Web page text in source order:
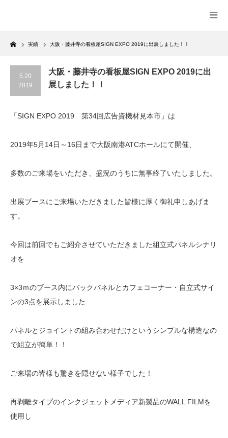
Home
実績 大阪・藤井寺の看板屋SIGN EXPO 2019に出展しました！！
5.20
2019
大阪・藤井寺の看板屋SIGN EXPO 2019に出
展しました！！
「SIGN EXPO 2019 第34回広告資機材見本市」は
2019年5月14日～16日まで大阪南港ATCホールにて開催、
多数のご来場をいただき、盛況のうちに無事終了いたしました。
出展ブースにご来場いただきました皆様に厚く御礼申しあげま
す。
今回は前回でもご紹介させていただきました組立式パネルシナリ
オを
3×3ｍのブース内にバックパネルとカフェコーナー・自立式サイ
ンの3点を展示しました
パネルとジョイントの組み合わせだけというシンプルな構造なの
で組立が簡単！！
ご来場の皆様も驚きを隠せない様子でした！
再剥離タイプのインクジェットメディア新製品のWALL FILMを
使用し